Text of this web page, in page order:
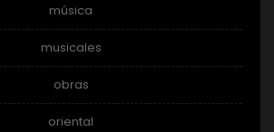
música
musicales
obras
oriental